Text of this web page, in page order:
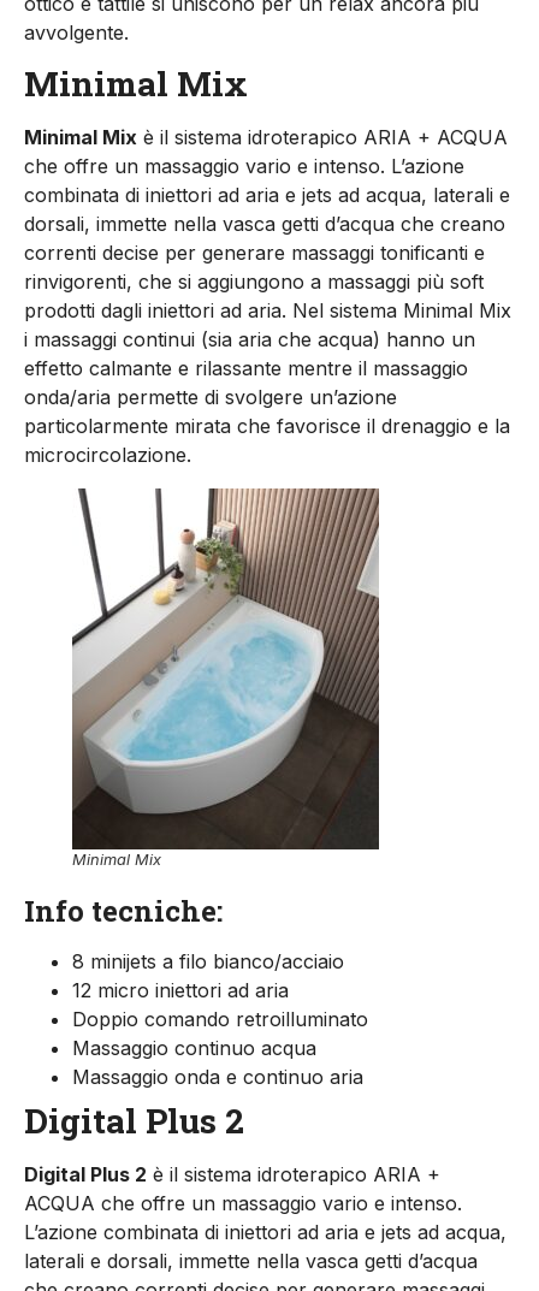
avvolgente.
Minimal Mix
Minimal Mix è il sistema idroterapico ARIA + ACQUA
che offre un massaggio vario e intenso. L’azione
combinata di iniettori ad aria e jets ad acqua, laterali e
dorsali, immette nella vasca getti d’acqua che creano
correnti decise per generare massaggi tonificanti e
rinvigorenti, che si aggiungono a massaggi più soft
prodotti dagli iniettori ad aria. Nel sistema Minimal Mix
i massaggi continui (sia aria che acqua) hanno un
effetto calmante e rilassante mentre il massaggio
onda/aria permette di svolgere un’azione
particolarmente mirata che favorisce il drenaggio e la
microcircolazione.
Minimal Mix
Info tecniche:
8 minijets a filo bianco/acciaio
12 micro iniettori ad aria
Doppio comando retroilluminato
Massaggio continuo acqua
Massaggio onda e continuo aria
Digital Plus 2
Digital Plus 2 è il sistema idroterapico ARIA +
ACQUA che offre un massaggio vario e intenso.
L’azione combinata di iniettori ad aria e jets ad acqua,
laterali e dorsali, immette nella vasca getti d’acqua